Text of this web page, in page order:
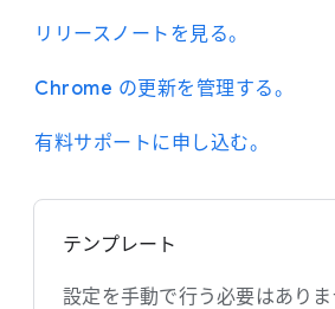
リリースノートを見る。
Chrome の更新を管理する。
有料サポートに申し込む。
テンプレート
設定を手動で行う必要はあり